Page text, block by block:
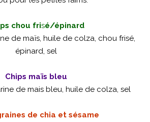
chou frisé/épinard
de maïs, huile de colza, chou frisé,
épinard, sel
Chips maïs bleu
de mais bleu, huile de colza, sel
de chia et sésame